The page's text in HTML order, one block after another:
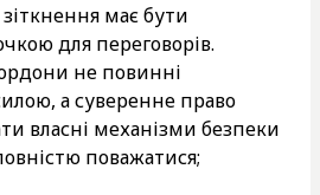
має бути
для переговорів.
не повинні
а суверенне право
власні механізми безпеки
поважатися;